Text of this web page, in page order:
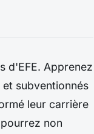
d'EFE. Apprenez
subventionnés
leur carrière
non